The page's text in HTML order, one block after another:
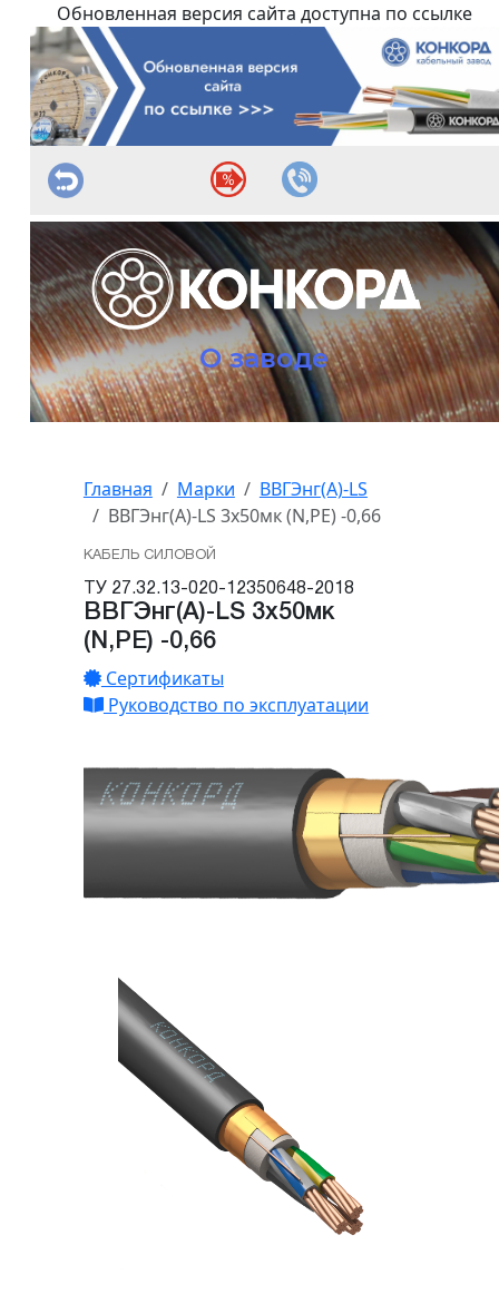
Обновленная версия сайта доступна по ссылке
О заводе
Главная Марки
ВВГЭнг(А)-LS
ВВГЭнг(А)-LS 3х50мк (N,PE) -0,66
КАБЕЛЬ СИЛОВОЙ
ТУ 27.32.13-020-12350648-2018
ВВГЭнг(А)-LS 3х50мк
(N,PE) -0,66
Сертификаты
Руководство по эксплуатации